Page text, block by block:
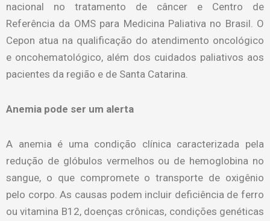
nacional no tratamento de câncer e Centro de
Referência da OMS para Medicina Paliativa no Brasil. O
Cepon atua na qualificação do atendimento oncológico
e oncohematológico, além dos cuidados paliativos aos
pacientes da região e de Santa Catarina.
Anemia pode ser um alerta
A anemia é uma condição clínica caracterizada pela
redução de glóbulos vermelhos ou de hemoglobina no
sangue, o que compromete o transporte de oxigênio
pelo corpo. As causas podem incluir deficiência de ferro
ou vitamina B12, doenças crônicas, condições genéticas